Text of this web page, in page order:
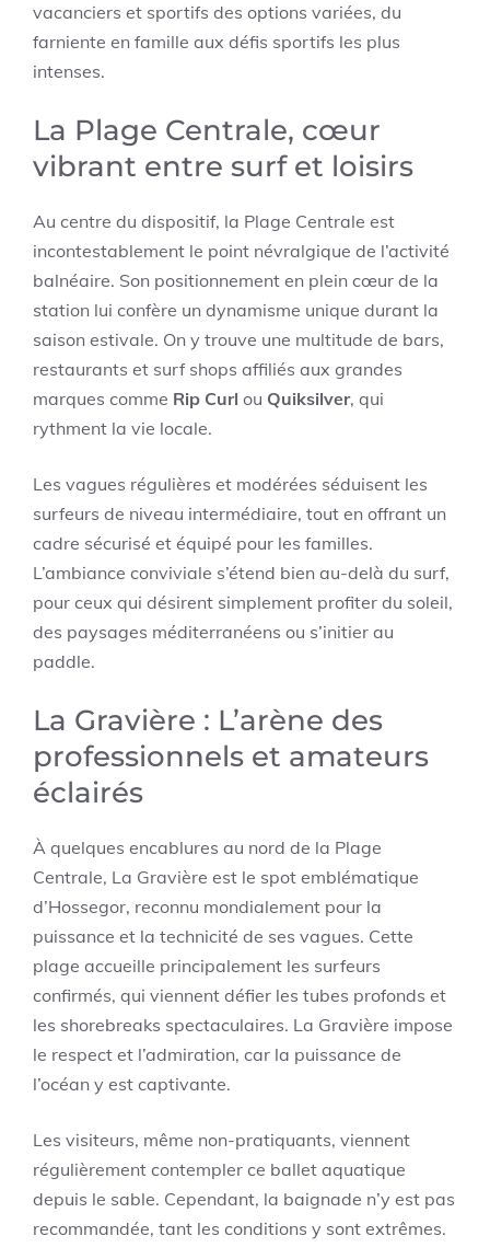
vacanciers et sportifs des options variées, du
farniente en famille aux défis sportifs les plus
intenses.
La Plage Centrale, cœur
vibrant entre surf et loisirs
Au centre du dispositif, la Plage Centrale est
incontestablement le point névralgique de l’activité
balnéaire. Son positionnement en plein cœur de la
station lui confère un dynamisme unique durant la
saison estivale. On y trouve une multitude de bars,
restaurants et surf shops affiliés aux grandes
marques comme Rip Curl ou Quiksilver, qui
rythment la vie locale.
Les vagues régulières et modérées séduisent les
surfeurs de niveau intermédiaire, tout en offrant un
cadre sécurisé et équipé pour les familles.
L’ambiance conviviale s’étend bien au-delà du surf,
pour ceux qui désirent simplement profiter du soleil,
des paysages méditerranéens ou s’initier au
paddle.
La Gravière : L’arène des
professionnels et amateurs
éclairés
À quelques encablures au nord de la Plage
Centrale, La Gravière est le spot emblématique
d’Hossegor, reconnu mondialement pour la
puissance et la technicité de ses vagues. Cette
plage accueille principalement les surfeurs
confirmés, qui viennent défier les tubes profonds et
les shorebreaks spectaculaires. La Gravière impose
le respect et l’admiration, car la puissance de
l’océan y est captivante.
Les visiteurs, même non-pratiquants, viennent
régulièrement contempler ce ballet aquatique
depuis le sable. Cependant, la baignade n’y est pas
recommandée, tant les conditions y sont extrêmes.